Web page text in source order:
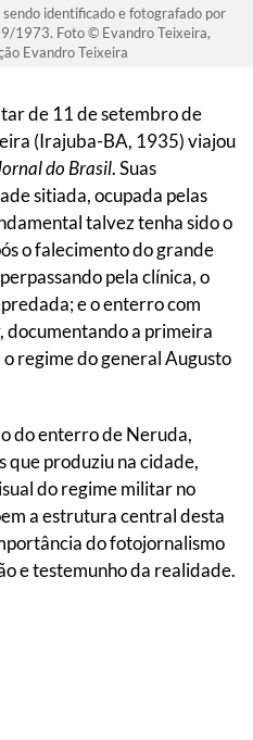
identificado e fotografado por
1973. Foto © Evandro Teixeira,
Evandro Teixeira
de 11 de setembro de
(Irajuba-BA, 1935) viajou
do Brasil. Suas
sitiada, ocupada pelas
talvez tenha sido o
o falecimento do grande
pela clínica, o
e o enterro com
documentando a primeira
regime do general Augusto
do enterro de Neruda,
que produziu na cidade,
do regime militar no
a estrutura central desta
do fotojornalismo
e testemunho da realidade.